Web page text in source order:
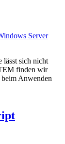
Server
lässt sich nicht
finden wir
Anwenden